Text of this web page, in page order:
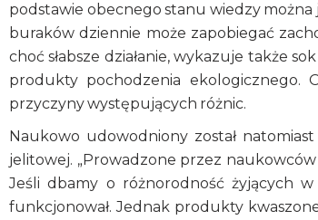
podstawie obecnego stanu wiedzy można
buraków dziennie może zapobiegać
choć słabsze działanie, wykazuje także
produkty pochodzenia ekologicznego.
przyczyny występujących różnic.
Naukowo udowodniony został
jelitowej. „Prowadzone przez
Jeśli dbamy o różnorodność żyjących
funkcjonował. Jednak produkty